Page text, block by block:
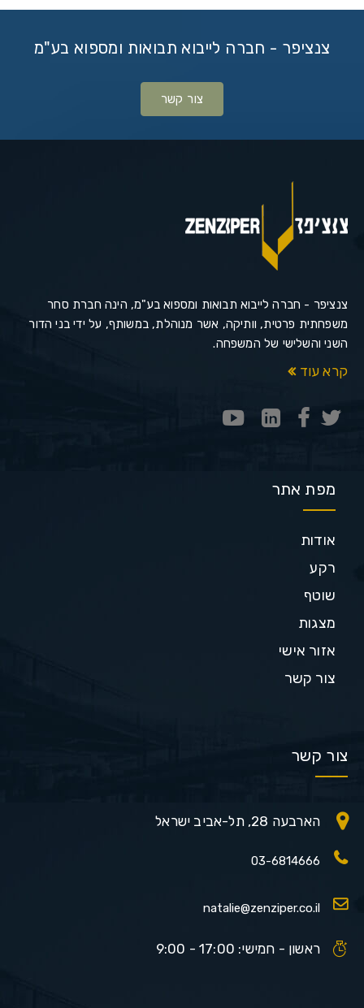
צנציפר - חברה לייבוא תבואות ומספוא בע"מ
צור קשר
צנציפר - חברה לייבוא תבואות ומספוא בע"מ, הינה חברת סחר
משפחתית פרטית, וותיקה, אשר מנוהלת, במשותף, על ידי בני הדור
השני והשלישי של המשפחה.
קרא עוד
מפת אתר
אודות
רקע
שוטף
מצגות
אזור אישי
צור קשר
צור קשר
הארבעה 28, תל-אביב ישראל
03-6814666
natalie@zenziper.co.il
ראשון - חמישי: 17:00 - 9:00